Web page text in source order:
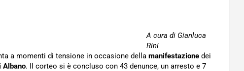
A cura di Gianluca
Rini
a momenti di tensione in occasione della manifestazione dei
Albano. Il corteo si è concluso con 43 denunce, un arresto e 7